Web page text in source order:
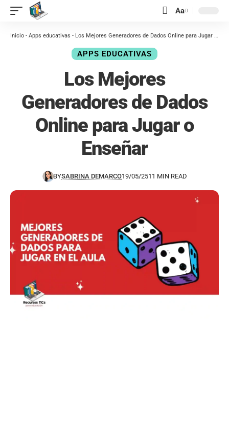
contenido Aa
Inicio - Apps educativas - Los Mejores Generadores de Dados Online para Jugar o Enseñar
APPS EDUCATIVAS
Los Mejores
Generadores de Dados
Online para Jugar o
Enseñar
BYSABRINA DEMARCO19/05/2511 MIN READ